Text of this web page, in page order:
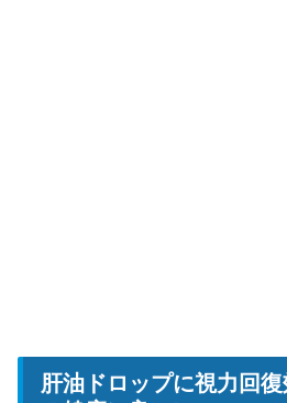
肝油ドロップに視力回